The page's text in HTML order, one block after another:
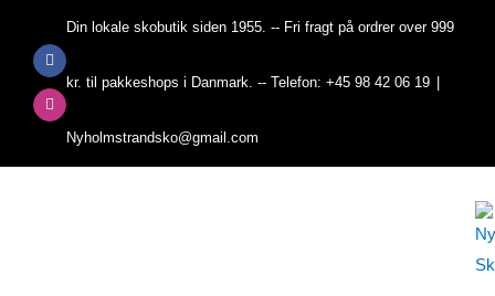
contentFacebook
Instagram
Din lokale skobutik siden 1955. -- Fri fragt på ordrer over 999
kr. til pakkeshops i Danmark. -- Telefon: +45 98 42 06 19
Nyholmstrandsko@gmail.com